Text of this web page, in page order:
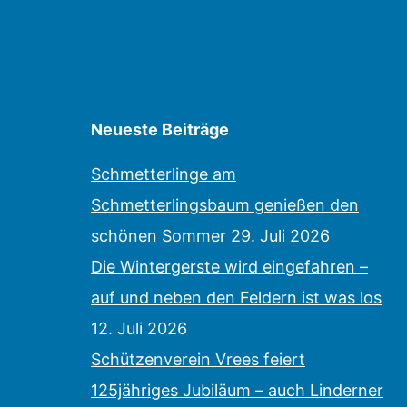
Neueste Beiträge
Schmetterlinge am
Schmetterlingsbaum genießen den
schönen Sommer 29. Juli 2026
Die Wintergerste wird eingefahren –
auf und neben den Feldern ist was los
12. Juli 2026
Schützenverein Vrees feiert
125jähriges Jubiläum – auch Linderner